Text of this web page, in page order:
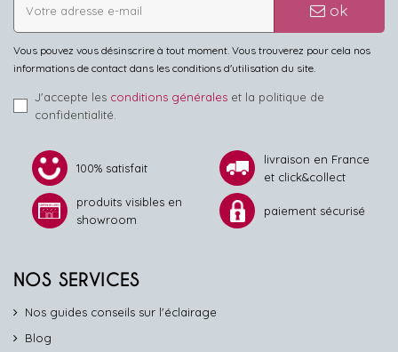
ok
Vous pouvez vous désinscrire à tout moment. Vous trouverez pour cela nos
informations de contact dans les conditions d'utilisation du site.
J'accepte les conditions générales et la politique de
confidentialité.
100% satisfait
livraison en France
et click&collect
produits visibles en
showroom
paiement sécurisé
NOS SERVICES
Nos guides conseils sur l'éclairage
Blog